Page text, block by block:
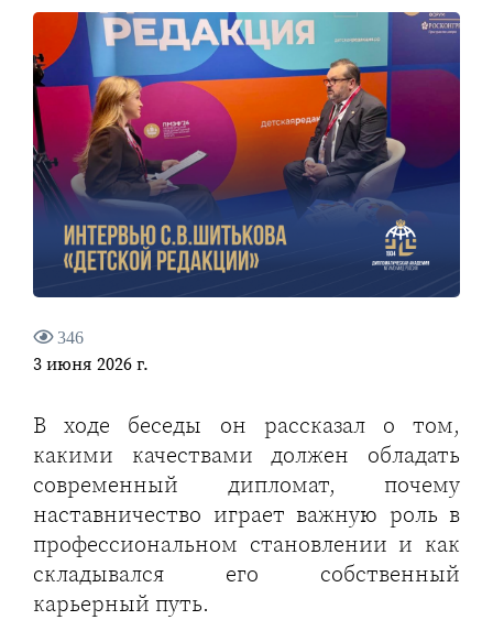
346
3 июня 2026 г.
В ходе беседы он рассказал о том,
какими качествами должен обладать
современный дипломат, почему
наставничество играет важную роль в
профессиональном становлении и как
складывался его собственный
карьерный путь.